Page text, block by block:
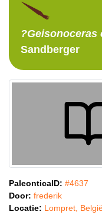
?Geisonoceras
Sandberger
PaleonticaID: #4637
Door: frederik
Locatie: Lompret,